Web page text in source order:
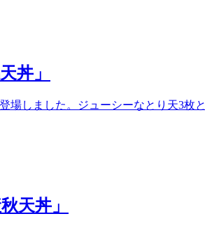
丼」
場しました。ジューシーなとり天3枚と
天丼」